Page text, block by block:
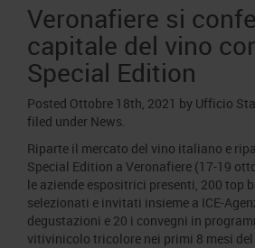
Veronafiere si
capitale del vino
Special Edition
Posted Ottobre 18th, 2021 by Ufficio
filed under News.
Riparte il mercato del vino italiano e
Special Edition a Veronafiere (17-19
le aziende espositrici presenti, 200 top
selezionati e invitati insieme a ICE-
degustazioni e 20 i convegni in
vitivinicolo tricolore nei primi 8 mesi